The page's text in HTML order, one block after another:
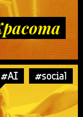
#AI #social